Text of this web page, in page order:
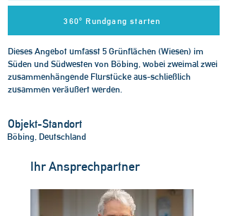
360° Rundgang starten
Dieses Angebot umfasst 5 Grünflächen (Wiesen) im
Süden und Südwesten von Böbing, wobei zweimal zwei
zusammenhängende Flurstücke aus-schließlich
zusammen veräußert werden.
Objekt-Standort
Böbing, Deutschland
Ihr Ansprechpartner